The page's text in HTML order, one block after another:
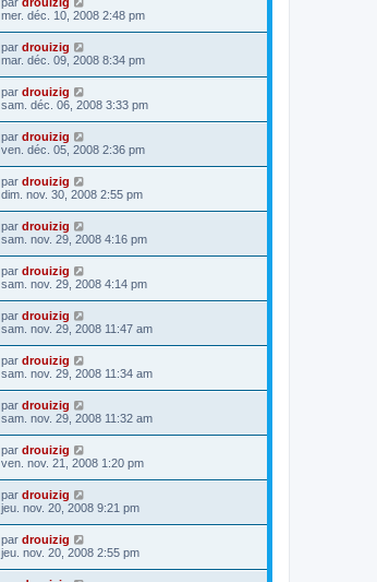
mer. déc. 10, 2008 2:48 pm
par drouizig
mar. déc. 09, 2008 8:34 pm
par drouizig
sam. déc. 06, 2008 3:33 pm
par drouizig
ven. déc. 05, 2008 2:36 pm
par drouizig
dim. nov. 30, 2008 2:55 pm
par drouizig
sam. nov. 29, 2008 4:16 pm
par drouizig
sam. nov. 29, 2008 4:14 pm
par drouizig
sam. nov. 29, 2008 11:47 am
par drouizig
sam. nov. 29, 2008 11:34 am
par drouizig
sam. nov. 29, 2008 11:32 am
par drouizig
ven. nov. 21, 2008 1:20 pm
par drouizig
jeu. nov. 20, 2008 9:21 pm
par drouizig
jeu. nov. 20, 2008 2:55 pm